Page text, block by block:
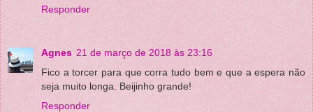
Responder
Agnes 21 de março de 2018 às 23:16
Fico a torcer para que corra tudo bem e que a espera não
seja muito longa. Beijinho grande!
Responder